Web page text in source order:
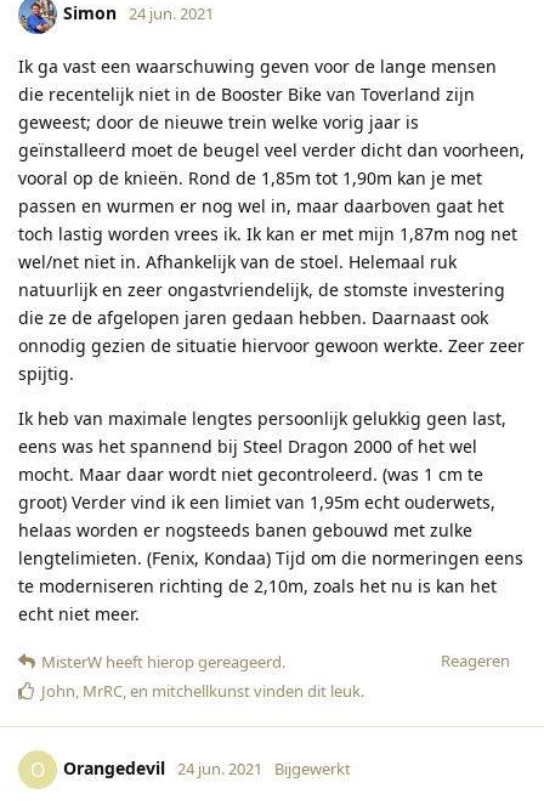
Simon 24 jun. 2021
Ik ga vast een waarschuwing geven voor de lange mensen
die recentelijk niet in de Booster Bike van Toverland zijn
geweest; door de nieuwe trein welke vorig jaar is
geïnstalleerd moet de beugel veel verder dicht dan voorheen,
vooral op de knieën. Rond de 1,85m tot 1,90m kan je met
passen en wurmen er nog wel in, maar daarboven gaat het
toch lastig worden vrees ik. Ik kan er met mijn 1,87m nog net
wel/net niet in. Afhankelijk van de stoel. Helemaal ruk
natuurlijk en zeer ongastvriendelijk, de stomste investering
die ze de afgelopen jaren gedaan hebben. Daarnaast ook
onnodig gezien de situatie hiervoor gewoon werkte. Zeer zeer
spijtig.
Ik heb van maximale lengtes persoonlijk gelukkig geen last,
eens was het spannend bij Steel Dragon 2000 of het wel
mocht. Maar daar wordt niet gecontroleerd. (was 1 cm te
groot) Verder vind ik een limiet van 1,95m echt ouderwets,
helaas worden er nogsteeds banen gebouwd met zulke
lengtelimieten. (Fenix, Kondaa) Tijd om die normeringen eens
te moderniseren richting de 2,10m, zoals het nu is kan het
echt niet meer.
Reageren
MisterW heeft hierop gereageerd.
John, MrRC, en mitchellkunstvinden dit leuk.
O Orangedevil 24 jun. 2021 Bijgewerkt